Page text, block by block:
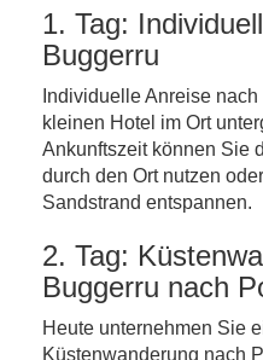
1. Tag:
Buggerru
Individuelle Anreise
kleinen Hotel im Ort
Ankunftszeit können Sie
durch den Ort nutzen
Sandstrand entspannen.
2. Tag:
Buggerru nach
Heute unternehmen Sie
Küstenwanderung nach